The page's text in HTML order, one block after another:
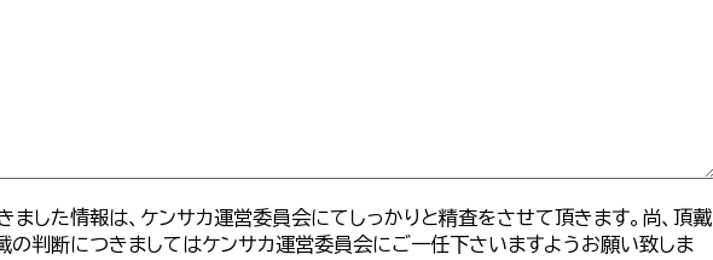
ました情報は、ケンサカ運営委員会にてしっかりと精査をさせて頂きます。尚、頂戴
の判断につきましてはケンサカ運営委員会にご一任下さいますようお願い致しま